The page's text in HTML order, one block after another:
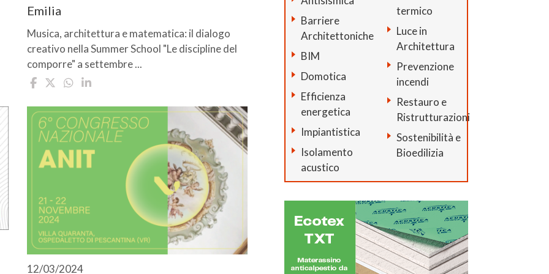
Emilia
Musica, architettura e matematica: il dialogo
creativo nella Summer School "Le discipline del
comporre" a settembre ...
12/03/2024
Barriere
Architettoniche
BIM
Domotica
Efficienza
energetica
Impiantistica
Isolamento
acustico
termico
Luce in
Architettura
Prevenzione
incendi
Restauro e
Ristrutturazioni
Sostenibilità e
Bioedilizia